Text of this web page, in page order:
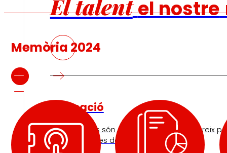
El talentel nostre
Ocupació
Les persones són el cor d’EROSKI, descobreix
nostres ofertes de feina.
Memòria 2024